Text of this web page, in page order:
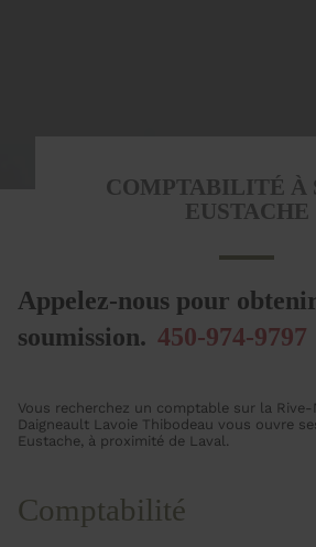
COMPTABILITÉ À
EUSTACHE
Appelez-nous pour
soumission. 450-974-9797
Vous recherchez un comptable sur la
Daigneault Lavoie Thibodeau vous ouvre
Eustache, à proximité de Laval.
Comptabilité